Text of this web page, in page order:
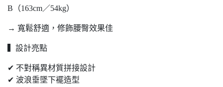
B（163cm／54kg）
→ 寬鬆舒適，修飾腰臀效果佳
▍設計亮點
✔ 不對稱異材質拼接設計
✔ 波浪垂墜下襬造型